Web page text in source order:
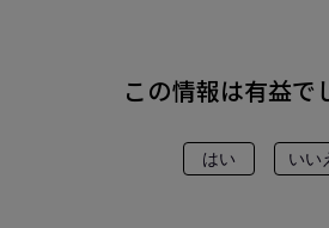
この情報は有益で
はい いい